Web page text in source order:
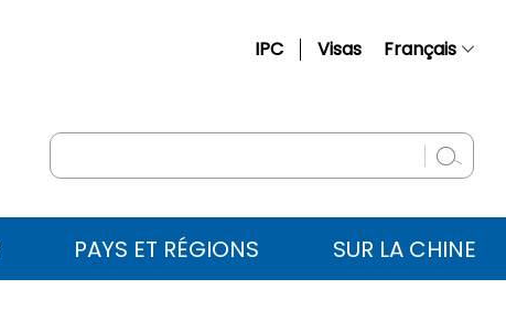
IPC Visas Français
English
Русский
Español
PAYS ET RÉGIONS SUR LA CHINE